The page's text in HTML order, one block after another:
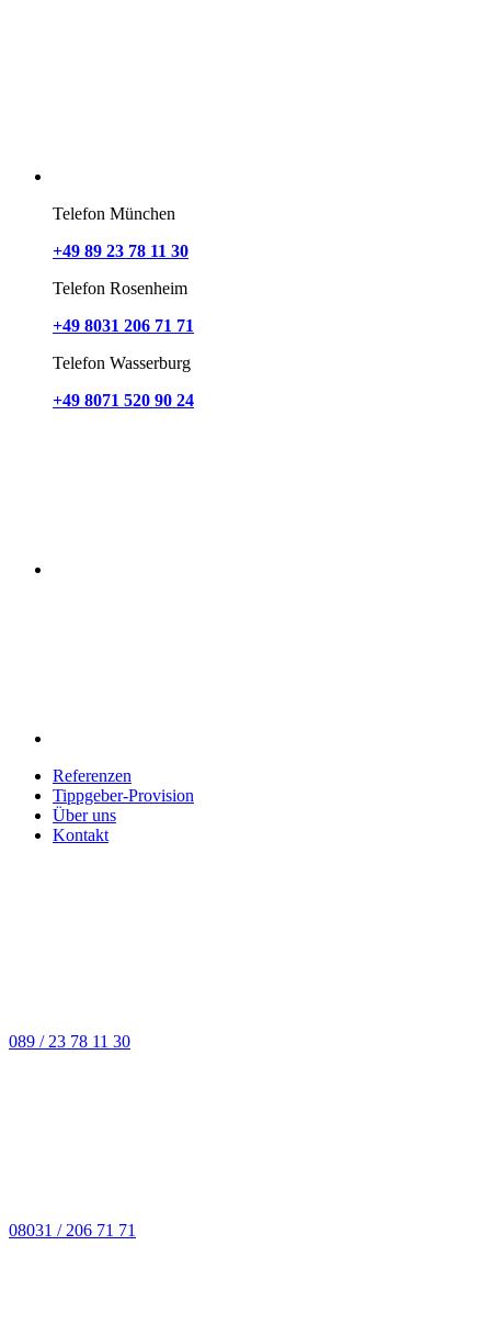
Telefon München
+49 89 23 78 11 30
Telefon Rosenheim
+49 8031 206 71 71
Telefon Wasserburg
+49 8071 520 90 24
Referenzen
Tippgeber-Provision
Über uns
Kontakt
089 / 23 78 11 30
08031 / 206 71 71